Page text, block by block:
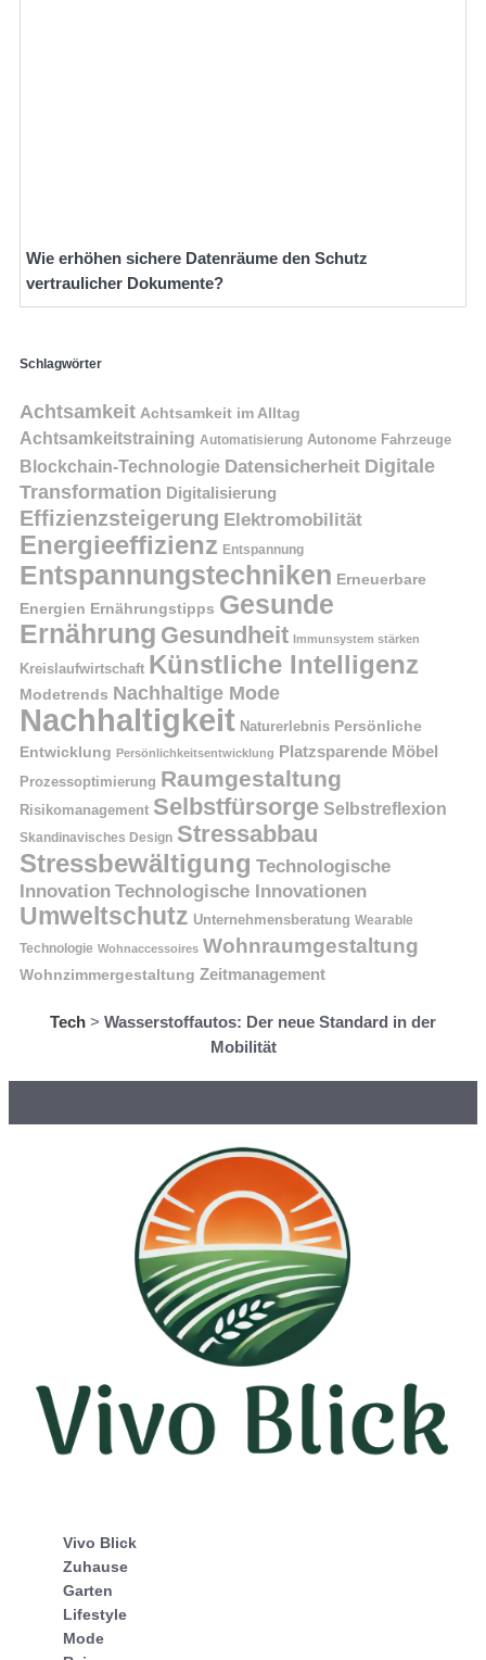
Wie erhöhen sichere Datenräume den Schutz
vertraulicher Dokumente?
Schlagwörter
Achtsamkeit Achtsamkeit im Alltag
Achtsamkeitstraining Automatisierung Autonome Fahrzeuge
Blockchain-Technologie Datensicherheit Digitale
Transformation Digitalisierung
Effizienzsteigerung Elektromobilität
Energieeffizienz Entspannung
Entspannungstechniken Erneuerbare
Energien Ernährungstipps Gesunde
Ernährung Gesundheit Immunsystem stärken
Kreislaufwirtschaft Künstliche Intelligenz
Modetrends Nachhaltige Mode
Nachhaltigkeit Naturerlebnis Persönliche
Entwicklung Persönlichkeitsentwicklung Platzsparende Möbel
Prozessoptimierung Raumgestaltung
Risikomanagement Selbstfürsorge Selbstreflexion
Skandinavisches Design Stressabbau
Stressbewältigung Technologische
Innovation Technologische Innovationen
Umweltschutz Unternehmensberatung Wearable
Technologie Wohnaccessoires Wohnraumgestaltung
Wohnzimmergestaltung Zeitmanagement
Tech > Wasserstoffautos: Der neue Standard in der
Mobilität
Vivo Blick
Zuhause
Garten
Lifestyle
Mode